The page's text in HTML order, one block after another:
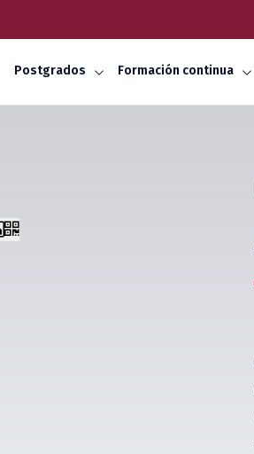
Postgrados Formación continua